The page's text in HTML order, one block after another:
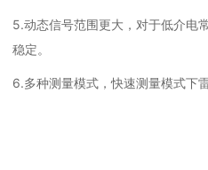
5.动态信号范围更大，对于低介电
稳定。
6.多种测量模式，快速测量模式下